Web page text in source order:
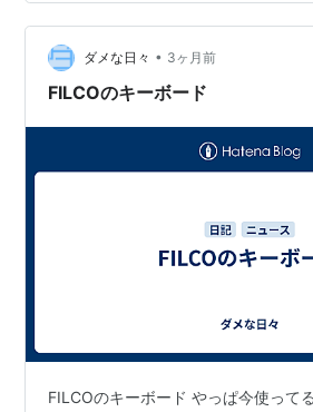
いる人も多いブランドだと思うので
が継続されるのはありがたい話です
中PCゲーム関連のブログ。Steam、
ダメな日々 • 3ヶ月前
FILCOのキーボード
FILCOのキーボード やっぱ今使って